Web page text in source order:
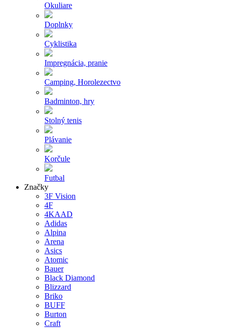
Okuliare
Doplnky
Cyklistika
Impregnácia, pranie
Camping, Horolezectvo
Badminton, hry
Stolný tenis
Plávanie
Korčule
Futbal
Značky
3F Vision
4F
4KAAD
Adidas
Alpina
Arena
Asics
Atomic
Bauer
Black Diamond
Blizzard
Briko
BUFF
Burton
Craft